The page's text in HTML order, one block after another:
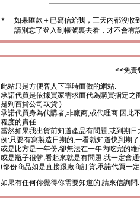
＊
如果匯款＋已寫信給我，三天內都沒收
請別忘了登入到帳號裏去看，才不會有
<<免責
此站只是方便客人下單時而做的網站.
承諾代買是依據買家需求而代為購買指定之
是到百貨公司取貨.)
承諾代買身為代購者,非廠商,或代理商.因此
程度的責任.
當然如果我出貨前知道產品有問題,或到期
例:只要有寫製造日期的,一看就知道快到期
或是比方是一年份,卻無法在一年內吃完的維
或是瓶子很髒,看起來就是有問題.我一定會
(部份商品如是直接跟廠商訂貨,承諾代買一
如果有任何你覺得你需要知道的,請來信詢問.